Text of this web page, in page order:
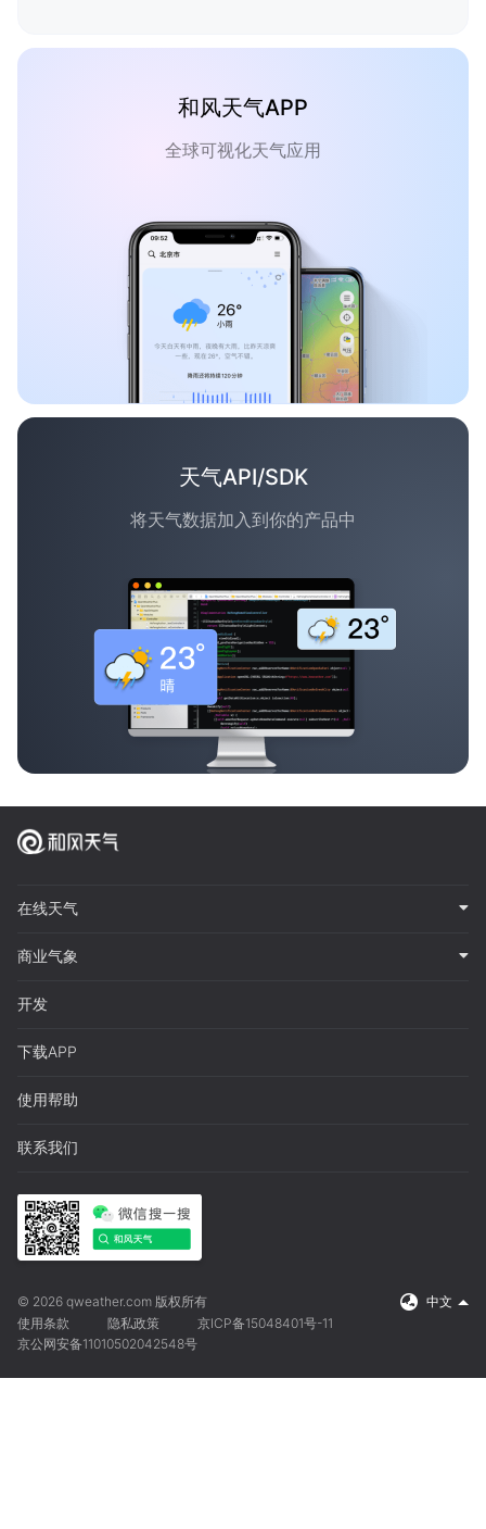
和风天气APP
全球可视化天气应用
天气API/SDK
将天气数据加入到你的产品中
在线天气
商业气象
开发
下载APP
使用帮助
联系我们
© 2026 qweather.com 版权所有
中文
使用条款
隐私政策
京ICP备15048401号-11
京公网安备11010502042548号